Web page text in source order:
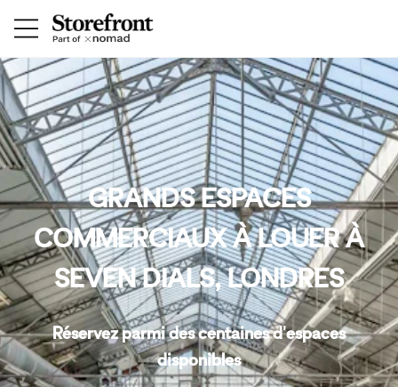
GRANDS ESPACES
COMMERCIAUX À LOUER À
SEVEN DIALS, LONDRES
Réservez parmi des centaines d'espaces
disponibles